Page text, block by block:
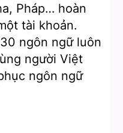
Pháp… hoàn
tài khoản.
ngôn ngữ luôn
người Việt
ngôn ngữ